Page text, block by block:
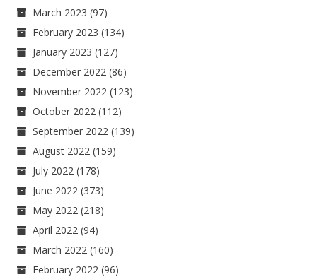
March 2023 (97)
February 2023 (134)
January 2023 (127)
December 2022 (86)
November 2022 (123)
October 2022 (112)
September 2022 (139)
August 2022 (159)
July 2022 (178)
June 2022 (373)
May 2022 (218)
April 2022 (94)
March 2022 (160)
February 2022 (96)